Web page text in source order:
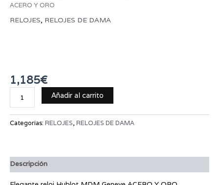
ACERO Y ORO
RELOJES, RELOJES DE DAMA
1,185€
Añadir al carrito
Categorías: RELOJES, RELOJES DE DAMA
Descripción